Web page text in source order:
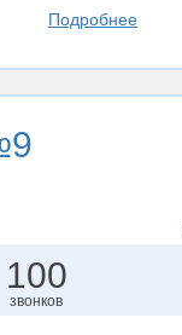
Подробнее
100
звонков